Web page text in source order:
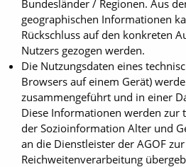
Bundesländer / Regionen. Aus
geographischen Informationen
Rückschluss auf den konkreten
Nutzers gezogen werden.
Die Nutzungsdaten eines
Browsers auf einem Gerät)
zusammengeführt und in einer
Diese Informationen werden zur
der Sozioinformation Alter und
an die Dienstleister der AGOF
Reichweitenverarbeitung